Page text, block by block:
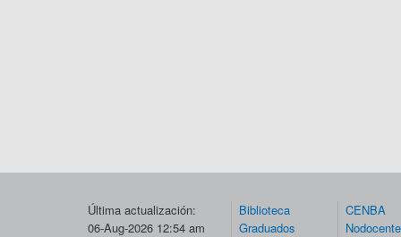
Última actualización:
06-Aug-2026 12:54 am
Biblioteca
Graduados
CENBA